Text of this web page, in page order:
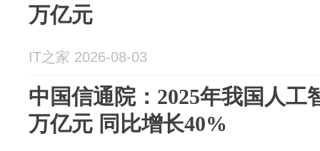
万亿元
IT之家 2026-08-03
中国信通院：2025年我国人工
万亿元 同比增长40%